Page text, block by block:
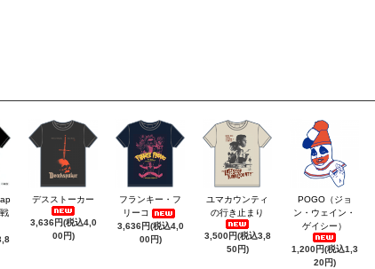
デスストーカー
3,636円(税込4,0
00円)
フランキー・フ
リーコ
3,636円(税込4,0
00円)
ユマカウンティ
の行き止まり
3,500円(税込3,8
50円)
POGO（ジョ
ン・ウェイン・
ゲイシー）
1,200円(税込1,3
20円)